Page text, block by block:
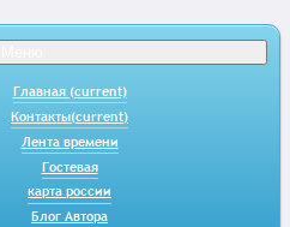
Главная (current)
Контакты(current)
Лента времени
Гостевая
карта россии
Блог Автора